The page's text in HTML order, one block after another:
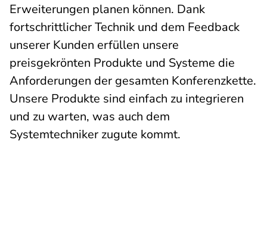
Erweiterungen planen können. Dank
fortschrittlicher Technik und dem Feedback
unserer Kunden erfüllen unsere
preisgekrönten Produkte und Systeme die
Anforderungen der gesamten Konferenzkette.
Unsere Produkte sind einfach zu integrieren
und zu warten, was auch dem
Systemtechniker zugute kommt.